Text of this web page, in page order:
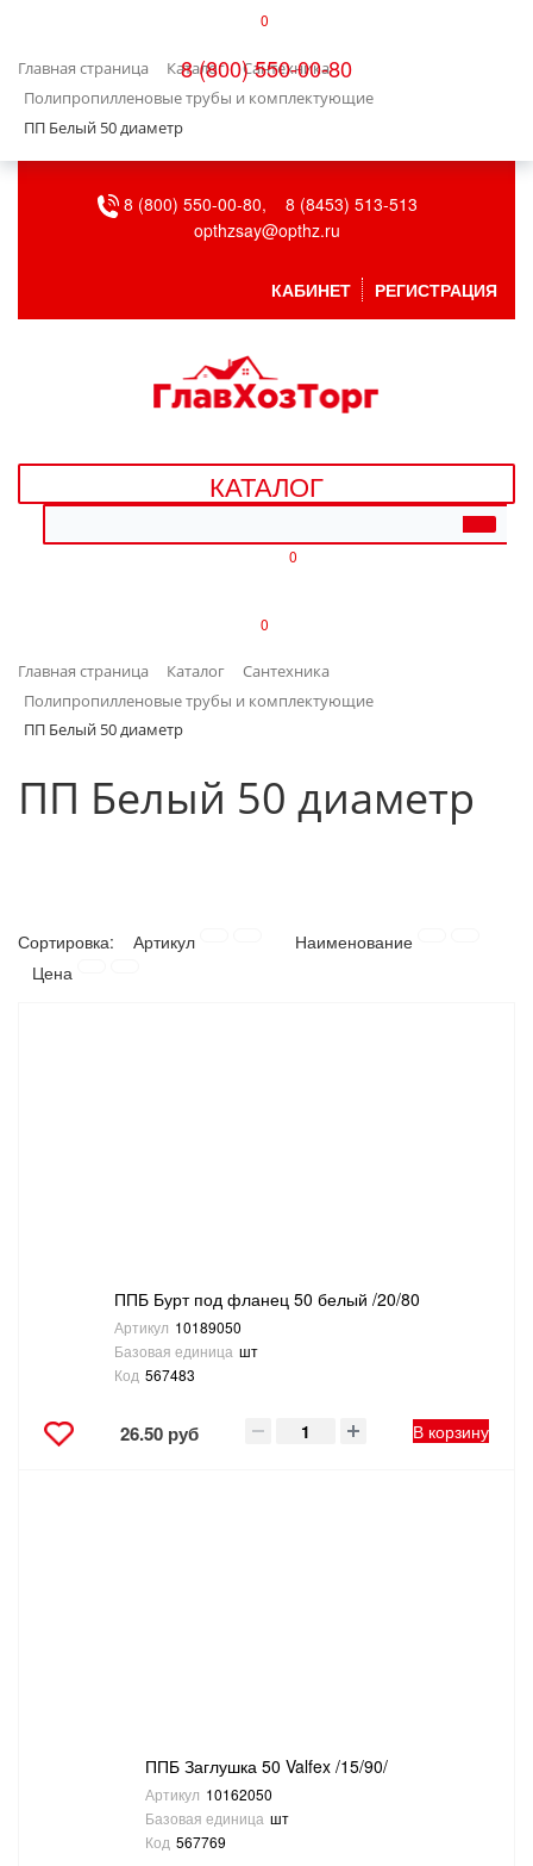
0
8 (800) 550-00-80
Главная страница Каталог
Сантехника
Полипропилленовые трубы и комплектующие
ПП Белый 50 диаметр
БЫТОВАЯ ТЕХНИКА
ВЕНТИЛЯЦИЯ
ДАЧА, САД И ОГОРОД
ДЕТСКИЕ ТОВАРЫ
ИНТЕРЬЕР
КАНЦТОВАРЫ
КЛИМАТИЧЕСКАЯ ТЕХНИКА
НАСОСНОЕ ОБОРУДОВАНИЕ
СТРЕМЯНКИ,ЛЕСТНИЦЫ
ЭЛЕКТРОМОНТАЖНЫЕ ТОВАРЫ, СВЕТОТЕХНИКА
8 (800) 550-00-80,
8 (8453) 513-513
opthzsay@opthz.ru
КАБИНЕТ РЕГИСТРАЦИЯ
КАТАЛОГ
0
0
Главная страница Каталог
Сантехника
Полипропилленовые трубы и комплектующие
ПП Белый 50 диаметр
ПП Белый 50 диаметр
Сортировка: Артикул
Наименование
Цена
ППБ Бурт под фланец 50 белый /20/80
Артикул 10189050
Базовая единица шт
Код 567483
26.50 руб В корзину
ППБ Заглушка 50 Valfex /15/90/
Артикул 10162050
Базовая единица шт
Код 567769